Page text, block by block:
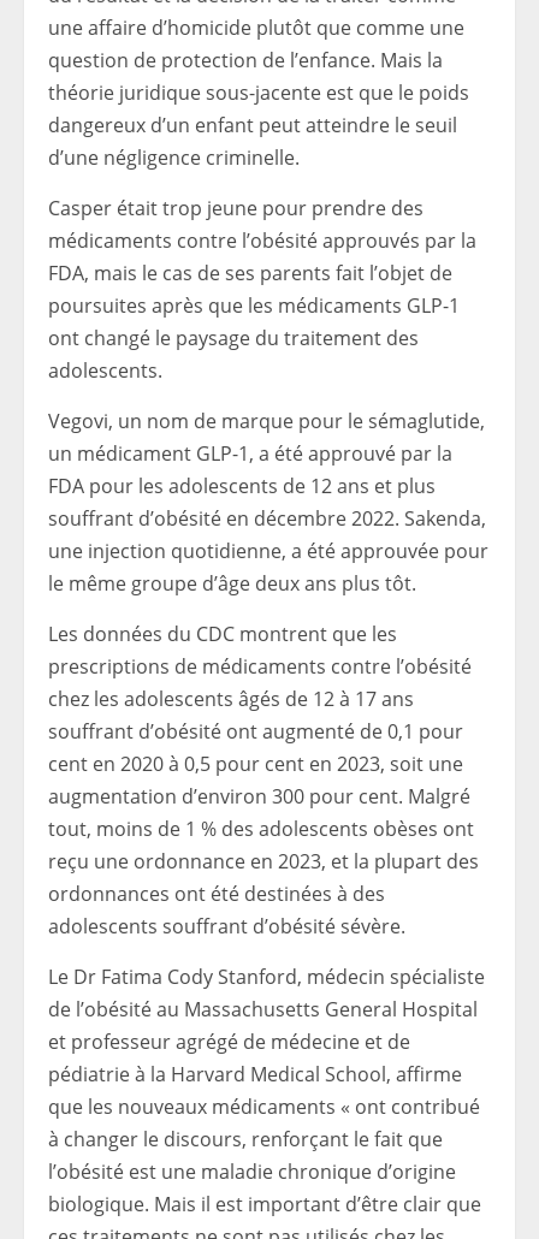
une affaire d’homicide plutôt que comme une
question de protection de l’enfance. Mais la
théorie juridique sous-jacente est que le poids
dangereux d’un enfant peut atteindre le seuil
d’une négligence criminelle.
Casper était trop jeune pour prendre des
médicaments contre l’obésité approuvés par la
FDA, mais le cas de ses parents fait l’objet de
poursuites après que les médicaments GLP-1
ont changé le paysage du traitement des
adolescents.
Vegovi, un nom de marque pour le sémaglutide,
un médicament GLP-1, a été approuvé par la
FDA pour les adolescents de 12 ans et plus
souffrant d’obésité en décembre 2022. Sakenda,
une injection quotidienne, a été approuvée pour
le même groupe d’âge deux ans plus tôt.
Les données du CDC montrent que les
prescriptions de médicaments contre l’obésité
chez les adolescents âgés de 12 à 17 ans
souffrant d’obésité ont augmenté de 0,1 pour
cent en 2020 à 0,5 pour cent en 2023, soit une
augmentation d’environ 300 pour cent. Malgré
tout, moins de 1 % des adolescents obèses ont
reçu une ordonnance en 2023, et la plupart des
ordonnances ont été destinées à des
adolescents souffrant d’obésité sévère.
Le Dr Fatima Cody Stanford, médecin spécialiste
de l’obésité au Massachusetts General Hospital
et professeur agrégé de médecine et de
pédiatrie à la Harvard Medical School, affirme
que les nouveaux médicaments « ont contribué
à changer le discours, renforçant le fait que
l’obésité est une maladie chronique d’origine
biologique. Mais il est important d’être clair que